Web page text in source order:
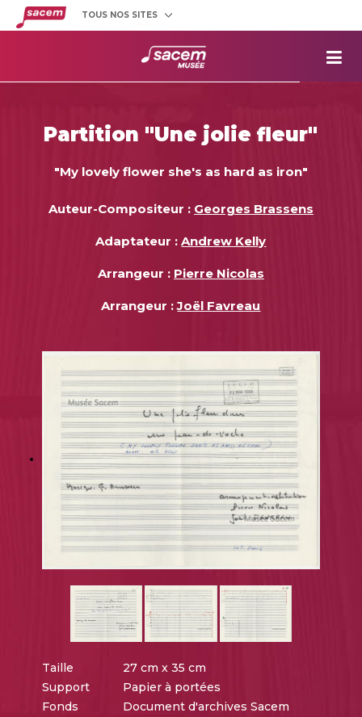
TOUS NOS SITES
des œuvres
Partition "Une jolie fleur"
"My lovely flower she's as hard as iron"
Auteur-Compositeur : Georges Brassens
Adaptateur : Andrew Kelly
Arrangeur : Pierre Nicolas
Arrangeur : Joël Favreau
Taille
27 cm x 35 cm
Support
Papier à portées
Fonds
Document d'archives Sacem